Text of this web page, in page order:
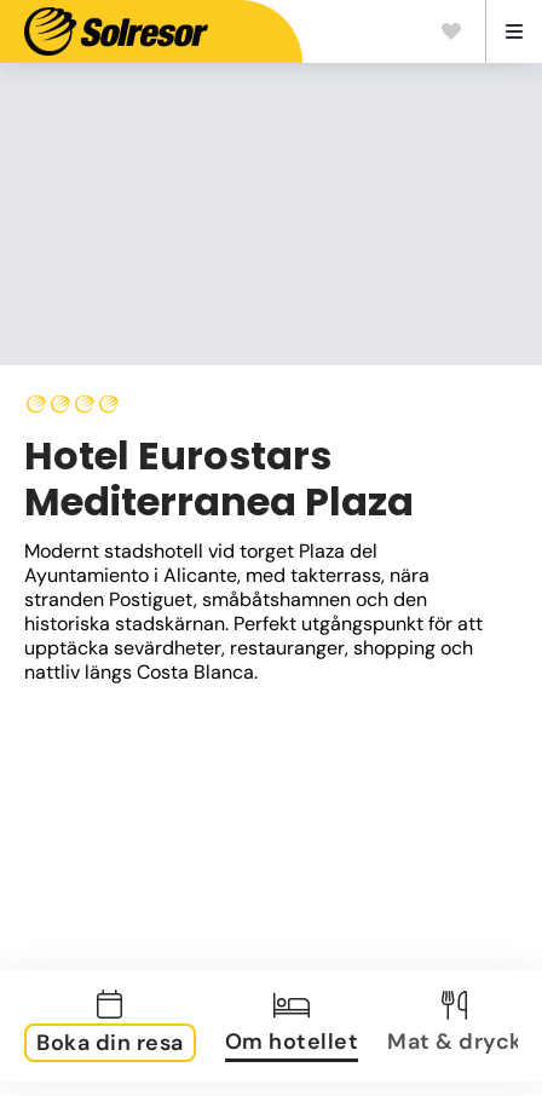
Hotel Eurostars
Mediterranea Plaza
Modernt stadshotell vid torget Plaza del
Ayuntamiento i Alicante, med takterrass, nära
stranden Postiguet, småbåtshamnen och den
historiska stadskärnan. Perfekt utgångspunkt för att
upptäcka sevärdheter, restauranger, shopping och
nattliv längs Costa Blanca.
Boka din resa Om hotellet Mat & dryck